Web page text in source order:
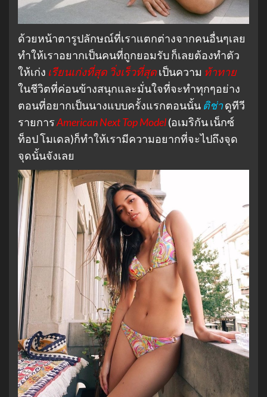
ด้วยหน้าตารูปลักษณ์ที่เราแตกต่างจากคนอื่นๆเลย
ทำให้เราอยากเป็นคนที่ถูกยอมรับ ก็เลยต้องทำตัว
ให้เก่ง เรียนเก่งที่สุด วิ่งเร็วที่สุดเป็นความ ท้าทาย
ในชีวิตที่ค่อนข้างสนุกและมั่นใจที่จะทำทุกๆอย่าง
ตอนที่อยากเป็นนางแบบครั้งแรกตอนนั้น ติช่าดูทีวี
รายการAmerican Next Top Model(อเมริกัน เน็กซ์
ท็อป โมเดล)ก็ทำให้เรามีความอยากที่จะไปถึงจุด
จุดนั้นจังเลย